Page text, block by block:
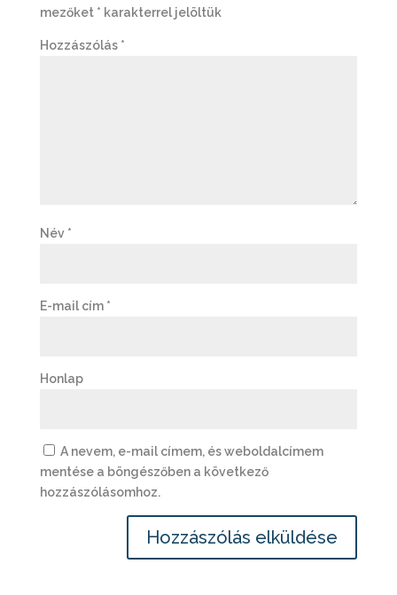
mezőket * karakterrel jelöltük
Hozzászólás *
Név *
E-mail cím *
Honlap
A nevem, e-mail címem, és weboldalcímem
mentése a böngészőben a következő
hozzászólásomhoz.